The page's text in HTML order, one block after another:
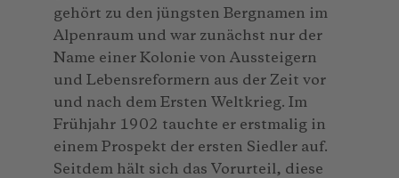
gehört zu den jüngsten Bergnamen im
Alpenraum und war zunächst nur der
Name einer Kolonie von Aussteigern
und Lebensreformern aus der Zeit vor
und nach dem Ersten Weltkrieg. Im
Frühjahr 1902 tauchte er erstmalig in
einem Prospekt der ersten Siedler auf.
Seitdem hält sich das Vorurteil, diese